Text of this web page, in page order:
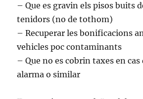
– Que es gravin els pisos buits
tenidors (no de tothom)
– Recuperar les bonificacions
vehicles poc contaminants
– Que no es cobrin taxes en cas
alarma o similar